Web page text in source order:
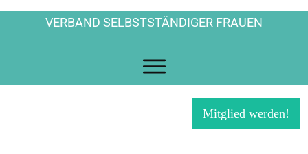
VERBAND SELBSTSTÄNDIGER FRAUEN
Mitglied werden!